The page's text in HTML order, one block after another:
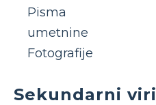
Pisma
umetnine
Fotografije
Sekundarni viri